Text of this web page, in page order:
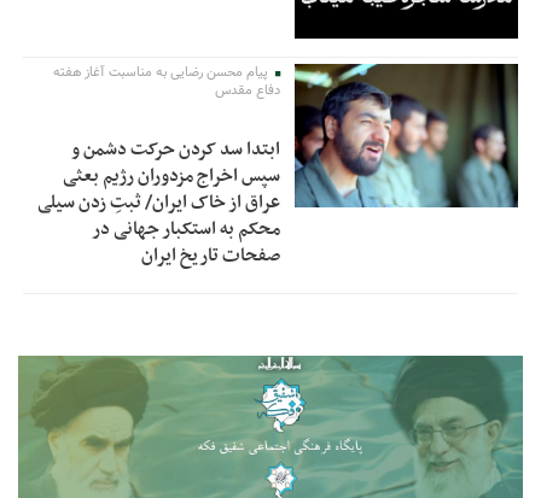
پیام محسن رضایی به مناسبت آغاز هفته
دفاع مقدس
ابتدا سد کردن حرکت دشمن و
سپس اخراج مزدوران رژیم بعثی
عراق از خاک ایران/ ثبتِ زدن سیلی
محکم به استکبار جهانی در
صفحات تاریخ ایران